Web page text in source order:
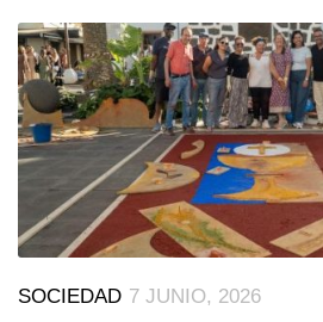
SOCIEDAD 7 JUNIO, 2026